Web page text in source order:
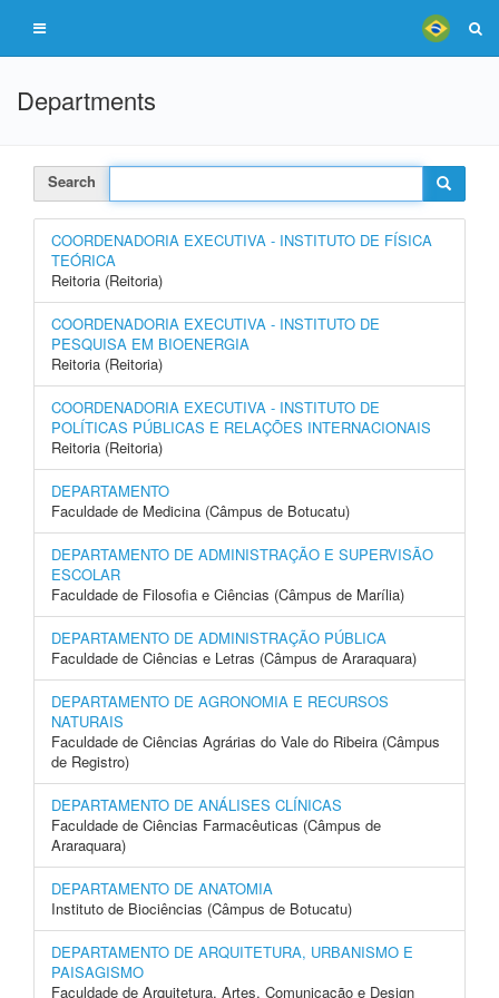
Departments
Search
COORDENADORIA EXECUTIVA - INSTITUTO DE FÍSICA
TEÓRICA
Reitoria (Reitoria)
COORDENADORIA EXECUTIVA - INSTITUTO DE
PESQUISA EM BIOENERGIA
Reitoria (Reitoria)
COORDENADORIA EXECUTIVA - INSTITUTO DE
POLÍTICAS PÚBLICAS E RELAÇÕES INTERNACIONAIS
Reitoria (Reitoria)
DEPARTAMENTO
Faculdade de Medicina (Câmpus de Botucatu)
DEPARTAMENTO DE ADMINISTRAÇÃO E SUPERVISÃO
ESCOLAR
Faculdade de Filosofia e Ciências (Câmpus de Marília)
DEPARTAMENTO DE ADMINISTRAÇÃO PÚBLICA
Faculdade de Ciências e Letras (Câmpus de Araraquara)
DEPARTAMENTO DE AGRONOMIA E RECURSOS
NATURAIS
Faculdade de Ciências Agrárias do Vale do Ribeira (Câmpus
de Registro)
DEPARTAMENTO DE ANÁLISES CLÍNICAS
Faculdade de Ciências Farmacêuticas (Câmpus de
Araraquara)
DEPARTAMENTO DE ANATOMIA
Instituto de Biociências (Câmpus de Botucatu)
DEPARTAMENTO DE ARQUITETURA, URBANISMO E
PAISAGISMO
Faculdade de Arquitetura, Artes, Comunicação e Design